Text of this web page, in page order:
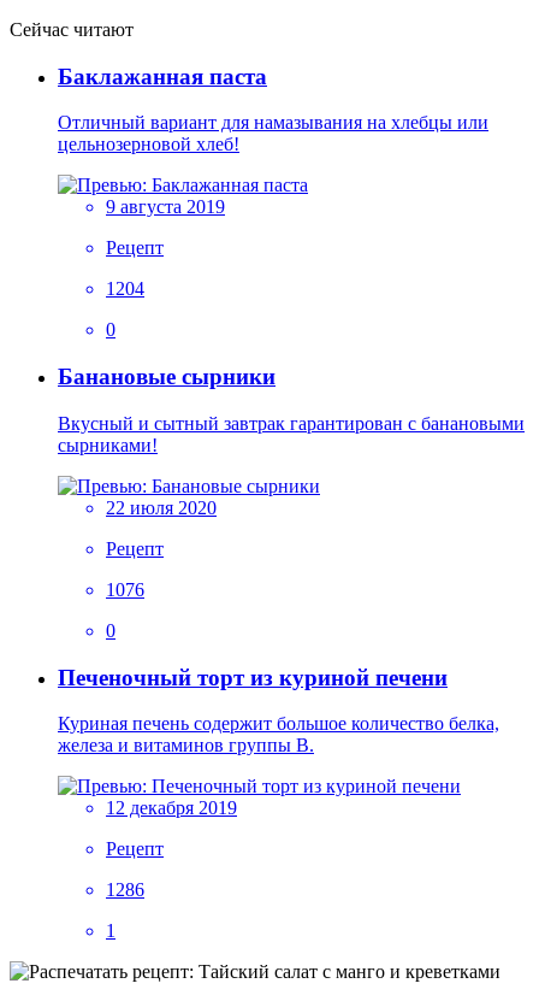
Сейчас читают
Баклажанная паста
Отличный вариант для намазывания на хлебцы или
цельнозерновой хлеб!
9 августа 2019
Рецепт
1204
0
Банановые сырники
Вкусный и сытный завтрак гарантирован с банановыми
сырниками!
22 июля 2020
Рецепт
1076
0
Печеночный торт из куриной печени
Куриная печень содержит большое количество белка,
железа и витаминов группы В.
12 декабря 2019
Рецепт
1286
1